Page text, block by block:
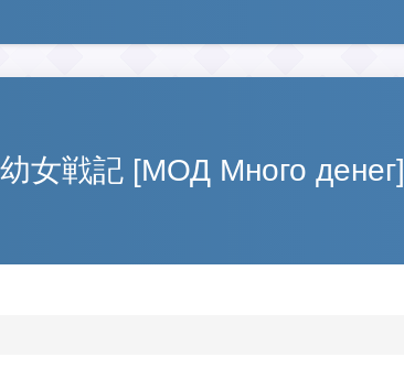
女戦記 [МОД Много денег]